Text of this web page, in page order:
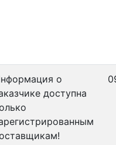
о
доступна